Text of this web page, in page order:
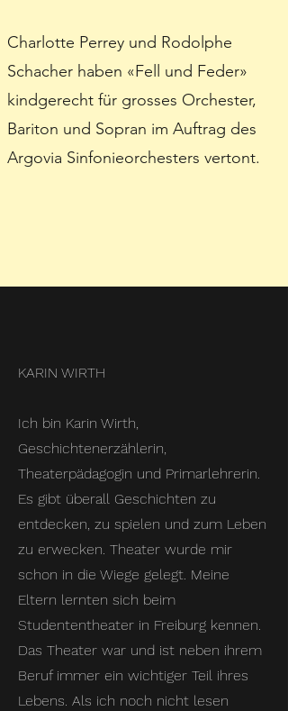
Charlotte Perrey und Rodolphe
Schacher haben «Fell und Feder»
kindgerecht für grosses Orchester,
Bariton und Sopran im Auftrag des
Argovia Sinfonieorchesters vertont.
KARIN WIRTH
Ich bin Karin Wirth,
Geschichtenerzählerin,
Theaterpädagogin und Primarlehrerin.
Es gibt überall Geschichten zu
entdecken, zu spielen und zum Leben
zu erwecken. Theater wurde mir
schon in die Wiege gelegt. Meine
Eltern lernten sich beim
Studententheater in Freiburg kennen.
Das Theater war und ist neben ihrem
Beruf immer ein wichtiger Teil ihres
Lebens. Als ich noch nicht lesen